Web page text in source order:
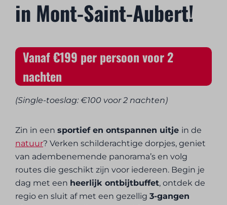
in Mont-Saint-Aubert!
Vanaf €199 per persoon voor 2
nachten
(Single-toeslag: €100 voor 2 nachten)
Zin in eensportief en ontspannen uitje in de
natuur? Verken schilderachtige dorpjes, geniet
van adembenemende panorama’s en volg
routes die geschikt zijn voor iedereen. Begin je
dag met een heerlijk ontbijtbuffet, ontdek de
regio en sluit af met een gezellig3-gangen